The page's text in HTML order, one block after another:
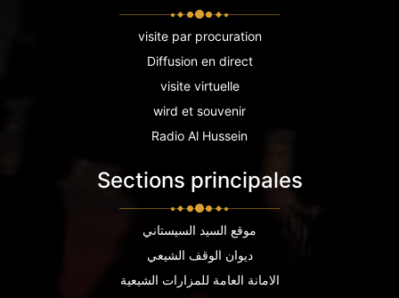
visite par procuration
Diffusion en direct
visite virtuelle
wird et souvenir
Radio Al Hussein
Sections principales
موقع السيد السيستاني
ديوان الوقف الشيعي
الامانة العامة للمزارات الشيعية